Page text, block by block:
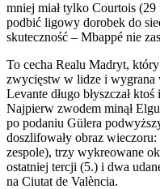
mniej miał tylko Courtois
podbić ligowy dorobek do
skuteczność – Mbappé nie
To cecha Realu Madryt,
zwycięstw w lidze i
Levante długo błyszczał
Najpierw zwodem minął
po podaniu Gülera
doszlifowały obraz
zespole), trzy wykreowane
ostatniej tercji (5.) i dwa
na Ciutat de València.